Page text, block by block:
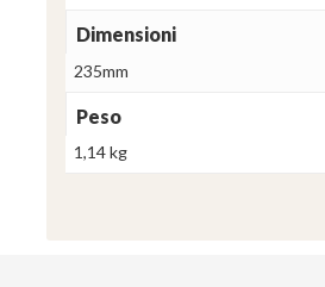
Dimensioni
235mm
Peso
1,14 kg